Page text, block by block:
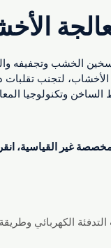
الخشب وتجفيفه
الأخشاب، لتجنب
الساخن وتكنولوجيا
غير القياسية،
الكهربائي